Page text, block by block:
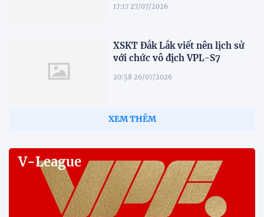
17:17 27/07/2026
XSKT Đắk Lắk viết nên lịch sử
với chức vô địch VPL-S7
20:58 26/07/2026
XEM THÊM
V-League